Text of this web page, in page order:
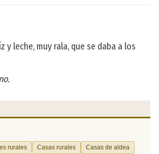
y leche, muy rala, que se daba a los